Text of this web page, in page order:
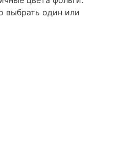
выбрать один или